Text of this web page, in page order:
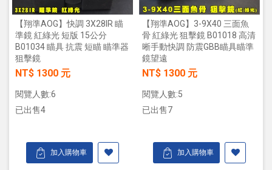
【翔準AOG】快調 3X28IR 瞄
準鏡 紅綠光 短版 15公分
B01034 瞄具 抗震 短瞄 瞄準器
狙擊鏡
NT$ 1300 元
閱覽人數:6
已出售4
加入購物車
【翔準AOG】3-9X40 三面魚
骨 紅綠光 狙擊鏡 B01018 高清
晰手動快調 防震GBB瞄具瞄準
鏡望遠
NT$ 1300 元
閱覽人數:5
已出售7
加入購物車